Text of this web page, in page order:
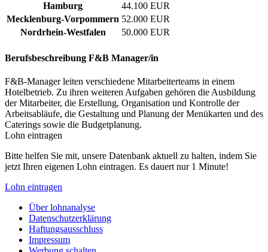
Hamburg
44.100 EUR
Mecklenburg-Vorpommern 52.000 EUR
Nordrhein-Westfalen
50.000 EUR
Berufsbeschreibung F&B Manager/in
F&B-Manager leiten verschiedene Mitarbeiterteams in einem
Hotelbetrieb. Zu ihren weiteren Aufgaben gehören die Ausbildung
der Mitarbeiter, die Erstellung, Organisation und Kontrolle der
Arbeitsabläufe, die Gestaltung und Planung der Menükarten und des
Caterings sowie die Budgetplanung.
Lohn eintragen
Bitte helfen Sie mit, unsere Datenbank aktuell zu halten, indem Sie
jetzt Ihren eigenen Lohn eintragen. Es dauert nur 1 Minute!
Lohn eintragen
Über lohnanalyse
Datenschutzerklärung
Haftungsausschluss
Impressum